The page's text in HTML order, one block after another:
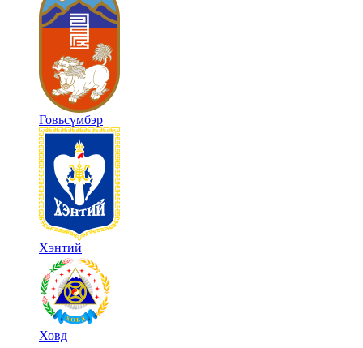
Говьсүмбэр
Хэнтий
Ховд